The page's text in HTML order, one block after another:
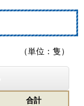
（単位：隻）
合計